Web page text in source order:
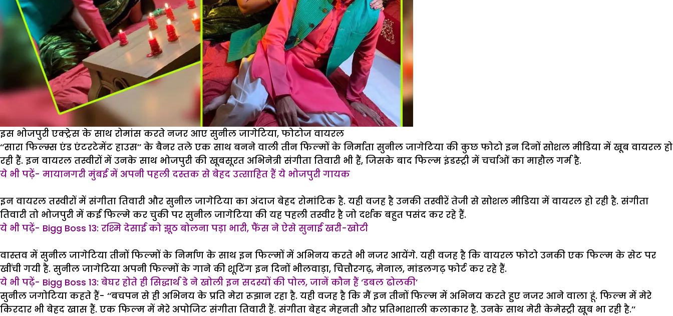
इस भोजपुरी एक्ट्रेस के साथ रोमांस करते नजर आए सुनील जागेटिया, फोटोज वायरल
‘‘सारा फिल्म्स एंड एंटरटेमेंट हाउस’’ के बैनर तले एक साथ बनने वाली तीन फिल्मों के निर्माता सुनील जागेटिया की कुछ फोटो इन दिनों सोशल मीडिया में खूब वायरल हो
रही हैं. इन वायरल तस्वीरों में उनके साथ भोजपुरी की खूबसूरत अभिनेत्री संगीता तिवारी भी हैं, जिसके बाद फिल्म इंडस्ट्री में चर्चाओं का माहौल गर्म है.
ये भी पढ़ें- मायानगरी मुंबई में अपनी पहली दस्तक से बेहद उत्साहित हैं ये भोजपुरी गायक
इन वायरल तस्वीरों में संगीता तिवारी और सुनील जागेटिया का अंदाज बेहद रोमांटिक है. यही वजह है उनकी तस्वीरें तेजी से सोशल मीडिया में वायरल हो रही है. संगीता
तिवारी तो भोजपुरी में कई फिल्मे कर चुकी पर सुनील जागेटिया की यह पहली तस्वीर है जो दर्शक बहुत पसंद कर रहे हैं.
ये भी पढ़ें- Bigg Boss 13: रश्मि देसाई को झूठ बोलना पड़ा भारी, फैंस ने ऐसे सुनाई खरी-खोटी
वास्तव में सुनील जागेटिया तीनों फिल्मों के निर्माण के साथ इन फिल्मों में अभिनय करते भी नजर आयेंगे. यही वजह है कि वायरल फोटो उनकी एक फिल्म के सेट पर
खींची गयी है. सुनील जागेटिया अपनी फिल्मों के गाने की शूटिंग इन दिनों भीलवाड़ा, चित्तौरगढ़, मेनाल, मांडलगढ़ फोर्ट कर रहे हैं.
ये भी पढ़ें- Bigg Boss 13: बेघर होते ही सिद्धार्थ डे ने खोली इन सदस्यों की पोल, जानें कौन हैं ‘डबल ढोलकी’
सुनील जगोटिया कहते हैं- ‘‘बचपन से ही अभिनय के प्रति मेरा रूझान रहा है. यही वजह है कि मैं इन तीनों फिल्म में अभिनय करते हुए नजर आने वाला हूं. फिल्म में मेरे
किरदार भी बेहद खास हैं. एक फिल्म में मेरे अपोजिट संगीता तिवारी हैं. संगीता बेहद मेहनती और प्रतिभाशाली कलाकार है. उनके साथ मेरी केमेस्ट्री खूब भा रही है.’’